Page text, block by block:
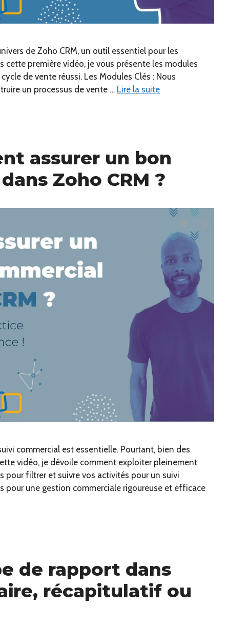
de Zoho CRM, un outil essentiel pour les
première vidéo, je vous présente les modules
de vente réussi. Les Modules Clés : Nous
un processus de vente … Lire la suite
assurer un bon
Zoho CRM ?
commercial est essentielle. Pourtant, bien des
vidéo, je dévoile comment exploiter pleinement
pour filtrer et suivre vos activités pour un suivi
pour une gestion commerciale rigoureuse et efficace
de rapport dans
récapitulatif ou